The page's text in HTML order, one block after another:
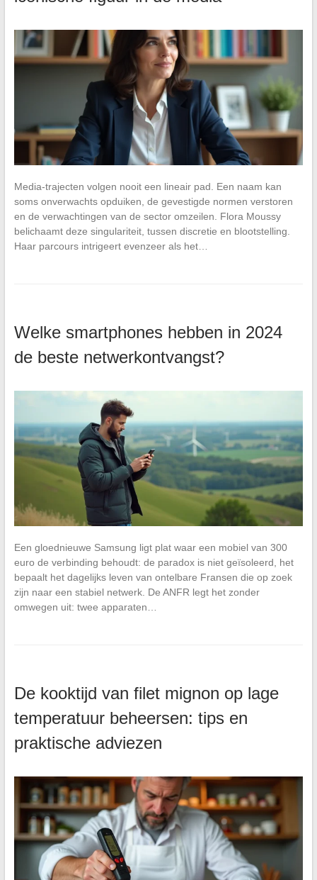
Media-trajecten volgen nooit een lineair pad. Een naam kan
soms onverwachts opduiken, de gevestigde normen verstoren
en de verwachtingen van de sector omzeilen. Flora Moussy
belichaamt deze singulariteit, tussen discretie en blootstelling.
Haar parcours intrigeert evenzeer als het…
Welke smartphones hebben in 2024
de beste netwerkontvangst?
Een gloednieuwe Samsung ligt plat waar een mobiel van 300
euro de verbinding behoudt: de paradox is niet geïsoleerd, het
bepaalt het dagelijks leven van ontelbare Fransen die op zoek
zijn naar een stabiel netwerk. De ANFR legt het zonder
omwegen uit: twee apparaten…
De kooktijd van filet mignon op lage
temperatuur beheersen: tips en
praktische adviezen